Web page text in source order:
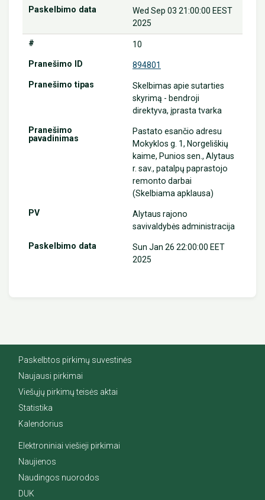
Wed Sep 03 21:00:00 EEST
2025
10
894801
Skelbimas apie sutarties
skyrimą - bendroji
direktyva, įprasta tvarka
Pastato esančio adresu
Mokyklos g. 1, Norgeliškių
kaime, Punios sen., Alytaus
r. sav., patalpų paprastojo
remonto darbai
(Skelbiama apklausa)
Alytaus rajono
savivaldybės administracija
Sun Jan 26 22:00:00 EET
2025
Paskelbtos pirkimų suvestinės
Naujausi pirkimai
Viešųjų pirkimų teisės aktai
Statistika
Kalendorius
Elektroniniai viešieji pirkimai
Naujienos
Naudingos nuorodos
DUK